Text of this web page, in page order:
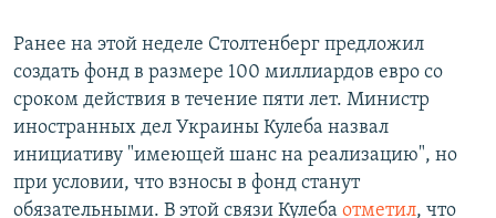
Ранее на этой неделе Столтенберг предложил
создать фонд в размере 100 миллиардов евро со
сроком действия в течение пяти лет. Министр
иностранных дел Украины Кулеба назвал
инициативу "имеющей шанс на реализацию", но
при условии, что взносы в фонд станут
обязательными. В этой связи Кулеба отметил, что